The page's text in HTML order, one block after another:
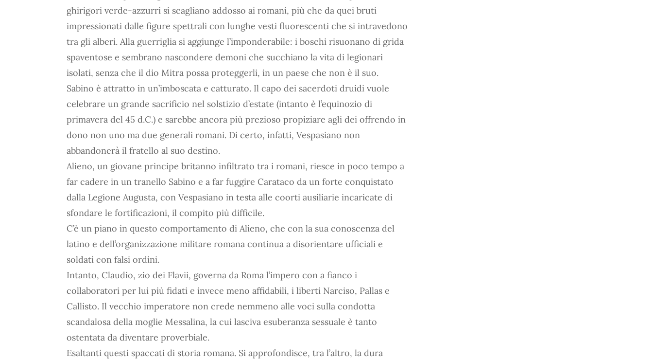
ghirigori verde-azzurri si scagliano addosso ai romani, più che da quei bruti
impressionati dalle figure spettrali con lunghe vesti fluorescenti che si intravedono
tra gli alberi. Alla guerriglia si aggiunge l’imponderabile: i boschi risuonano di grida
spaventose e sembrano nascondere demoni che succhiano la vita di legionari
isolati, senza che il dio Mitra possa proteggerli, in un paese che non è il suo.
Sabino è attratto in un’imboscata e catturato. Il capo dei sacerdoti druidi vuole
celebrare un grande sacrificio nel solstizio d’estate (intanto è l’equinozio di
primavera del 45 d.C.) e sarebbe ancora più prezioso propiziare agli dei offrendo in
dono non uno ma due generali romani. Di certo, infatti, Vespasiano non
abbandonerà il fratello al suo destino.
Alieno, un giovane principe britanno infiltrato tra i romani, riesce in poco tempo a
far cadere in un tranello Sabino e a far fuggire Carataco da un forte conquistato
dalla Legione Augusta, con Vespasiano in testa alle coorti ausiliarie incaricate di
sfondare le fortificazioni, il compito più difficile.
C’è un piano in questo comportamento di Alieno, che con la sua conoscenza del
latino e dell’organizzazione militare romana continua a disorientare ufficiali e
soldati con falsi ordini.
Intanto, Claudio, zio dei Flavii, governa da Roma l’impero con a fianco i
collaboratori per lui più fidati e invece meno affidabili, i liberti Narciso, Pallas e
Callisto. Il vecchio imperatore non crede nemmeno alle voci sulla condotta
scandalosa della moglie Messalina, la cui lasciva esuberanza sessuale è tanto
ostentata da diventare proverbiale.
Esaltanti questi spaccati di storia romana. Si approfondisce, tra l’altro, la dura